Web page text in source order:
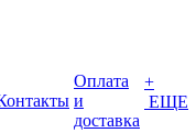
Оплата
и
доставка
+
ЕЩЕ